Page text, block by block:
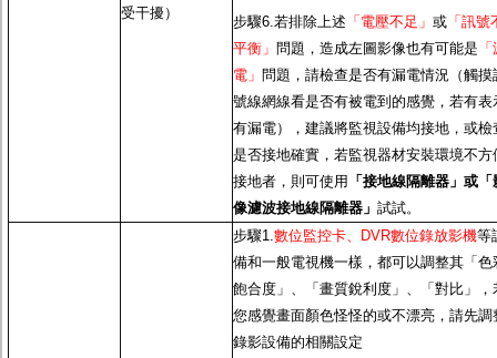
受干擾）
步驟6.若排除上述 「電壓不足」 或 「訊號
平衡」 問題，造成左圖影像也有可能是
電」 問題，請檢查是否有漏電情況（觸摸
號線網線看是否有被電到的感覺，若有表
有漏電），建議將監視設備均接地，或檢
是否接地確實，若監視器材安裝環境不方
接地者，則可使用 「接地線隔離器」或「
像濾波接地線隔離器」 試試。
步驟1. 數位監控卡、DVR數位錄放影機等
備和一般電視機一樣，都可以調整其「色
飽合度」、「畫質銳利度」、「對比」，
您感覺畫面顏色怪怪的或不漂亮，請先調
錄影設備的相關設定